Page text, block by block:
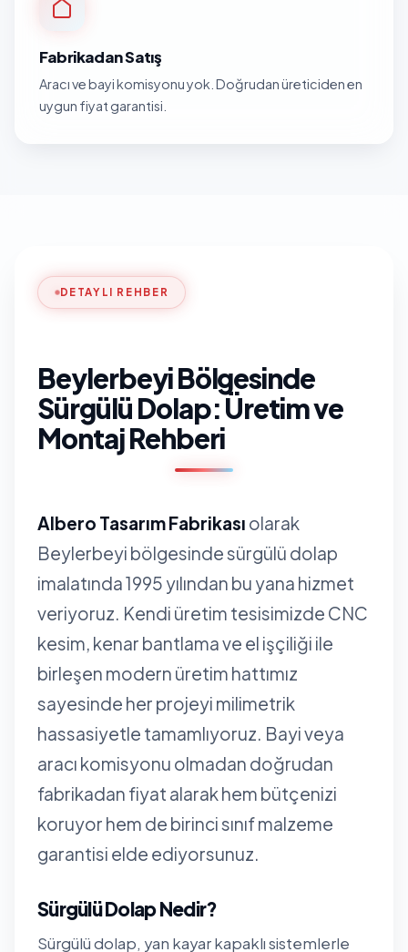
Fabrikadan Satış
Aracı ve bayi komisyonu yok. Doğrudan üreticiden en
uygun fiyat garantisi.
DETAYLI REHBER
Beylerbeyi Bölgesinde
Sürgülü Dolap: Üretim ve
Montaj Rehberi
Albero Tasarım Fabrikası olarak
Beylerbeyi bölgesinde sürgülü dolap
imalatında 1995 yılından bu yana hizmet
veriyoruz. Kendi üretim tesisimizde CNC
kesim, kenar bantlama ve el işçiliği ile
birleşen modern üretim hattımız
sayesinde her projeyi milimetrik
hassasiyetle tamamlıyoruz. Bayi veya
aracı komisyonu olmadan doğrudan
fabrikadan fiyat alarak hem bütçenizi
koruyor hem de birinci sınıf malzeme
garantisi elde ediyorsunuz.
Sürgülü Dolap Nedir?
Sürgülü dolap, yan kayar kapaklı sistemlerle